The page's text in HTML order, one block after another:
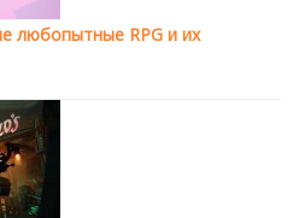
любопытные RPG и их